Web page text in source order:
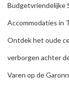
Budgetvriendelijke
Accommodaties in
Ontdek het oude
verborgen achter
Varen op de